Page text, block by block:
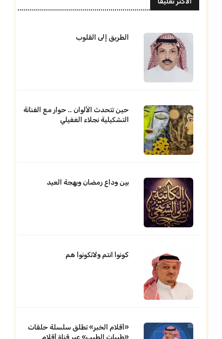
الطريق إلى القلوب
حين تتحدث الألوان .. حوار مع الفنانة
التشكيلية نجلاء الغفيلي
بين وداع رمضان وبهجة العيد
كونوا انتم ولاتكونوا هم
«أقلام الخبر» تطلق سلسلة حلقات